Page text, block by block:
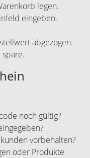
legen.
eingeben.
abgezogen.
noch gültig?
vorbehalten?
oder Produkte